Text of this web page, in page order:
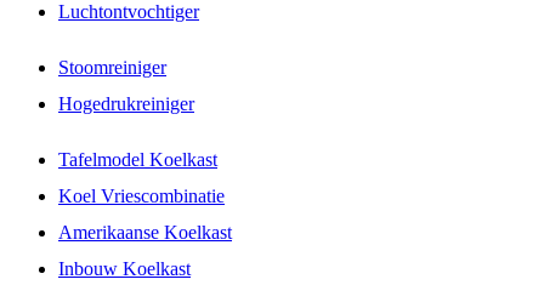
Luchtontvochtiger
Stoomreiniger
Hogedrukreiniger
Tafelmodel Koelkast
Koel Vriescombinatie
Amerikaanse Koelkast
Inbouw Koelkast